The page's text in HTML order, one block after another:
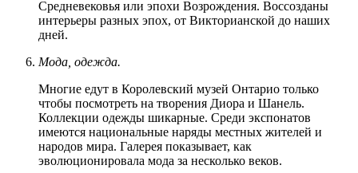
Средневековья или эпохи Возрождения. Воссозданы
интерьеры разных эпох, от Викторианской до наших
дней.
Мода, одежда.
Многие едут в Королевский музей Онтарио только
чтобы посмотреть на творения Диора и Шанель.
Коллекции одежды шикарные. Среди экспонатов
имеются национальные наряды местных жителей и
народов мира. Галерея показывает, как
эволюционировала мода за несколько веков.